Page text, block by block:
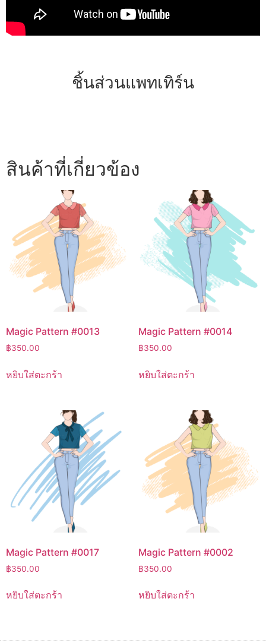
ชิ้นส่วนแพทเทิร์น
สินค้าที่เกี่ยวข้อง
Magic Pattern #0013
฿350.00
หยิบใส่ตะกร้า
Magic Pattern #0014
฿350.00
หยิบใส่ตะกร้า
Magic Pattern #0017
฿350.00
หยิบใส่ตะกร้า
Magic Pattern #0002
฿350.00
หยิบใส่ตะกร้า